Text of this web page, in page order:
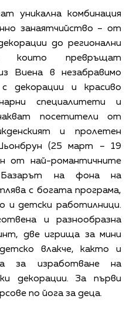
уникална комбинация
занаятчийство – от
до регионални
които превръщат
Виена в незабравимо
декорации и красиво
специалитети и
посетители от
и пролетен
(25 март – 19
от най-романтичните
Базарът на фона на
с богата програма,
и детски работилници.
и разнообразна
две игрища за мини
влакче, както и
за изработване на
декорации. За първи
по йога за деца.